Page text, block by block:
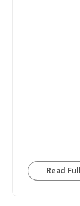
Read Full